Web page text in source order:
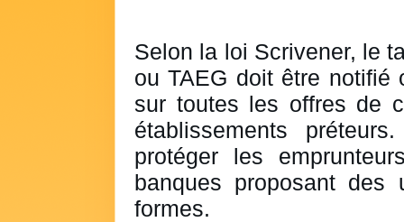
Selon la loi Scrivener, le
ou TAEG doit être notifié
sur toutes les offres de
établissements
protéger les
banques proposant des
formes.